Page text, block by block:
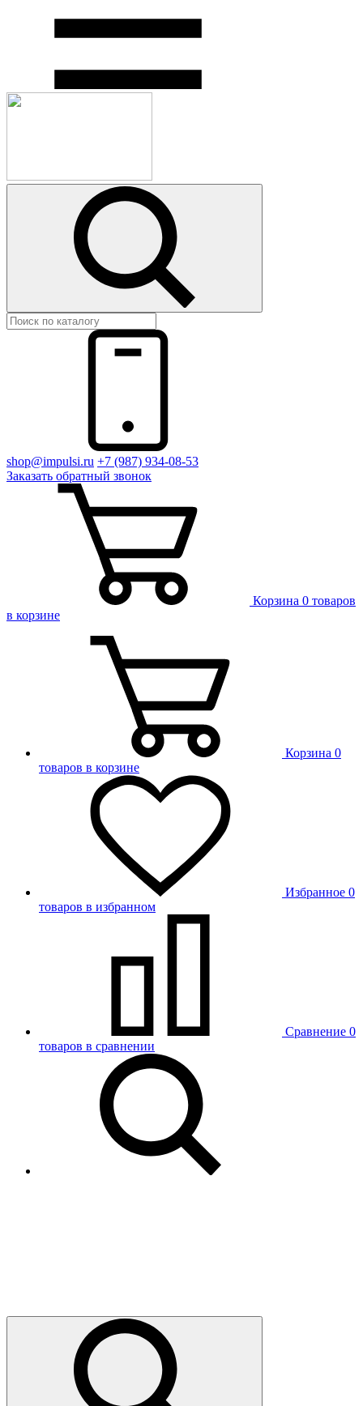
shop@impulsi.ru +7 (987) 934-08-53
Заказать обратный звонок
Корзина 0 товаров
в корзине
Корзина 0
товаров в корзине
Избранное 0
товаров в избранном
Сравнение 0
товаров в сравнении